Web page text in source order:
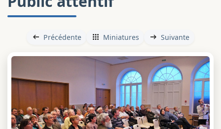
Précédente Miniatures Suivante